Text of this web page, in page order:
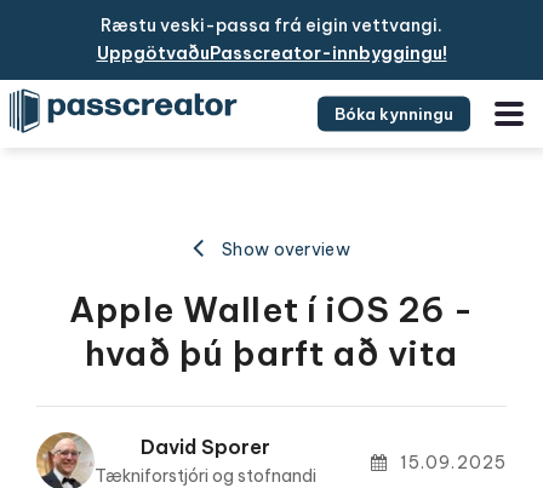
Ræstu veski-passa frá eigin vettvangi.
UppgötvaðuPasscreator-innbyggingu!
Bóka kynningu
Show overview
Apple Wallet í iOS 26 -
hvað þú þarft að vita
David Sporer
Tækniforstjóri og stofnandi
15.09.2025